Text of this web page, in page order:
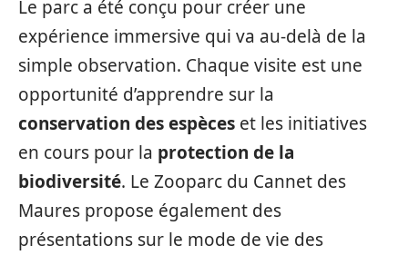
Le parc a été conçu pour créer une
expérience immersive qui va au-delà de la
simple observation. Chaque visite est une
opportunité d’apprendre sur la
conservation des espèces et les initiatives
en cours pour la protection de la
biodiversité. Le Zooparc du Cannet des
Maures propose également des
présentations sur le mode de vie des